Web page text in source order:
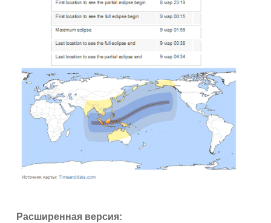
Расширенная версия: